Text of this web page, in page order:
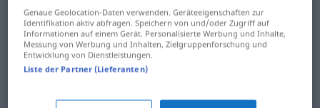
trostlos morne
öde morne
Genaue Geolocation-Daten verwenden. Geräteeigenschaften zur
Identifikation aktiv abfragen. Speichern von und/oder Zugriff auf
Informationen auf einem Gerät. Personalisierte Werbung und Inhalte,
Messung von Werbung und Inhalten, Zielgruppenforschung und
Entwicklung von Dienstleistungen.
Liste der Partner (Lieferanten)